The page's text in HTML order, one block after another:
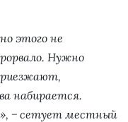
этого не
Нужно
набирается.
− сетует местный